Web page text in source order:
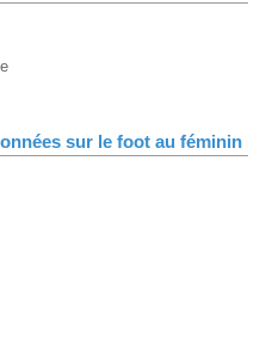
sur le foot au féminin